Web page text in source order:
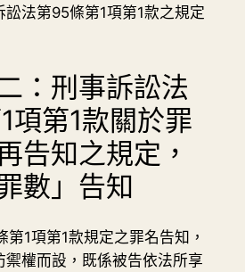
訟法第95條第1項第1款之規定
：刑事訴訟法
項第1款關於罪
告知之規定，
數」告知
1項第1款規定之罪名告知，
禦權而設，既係被告依法所享